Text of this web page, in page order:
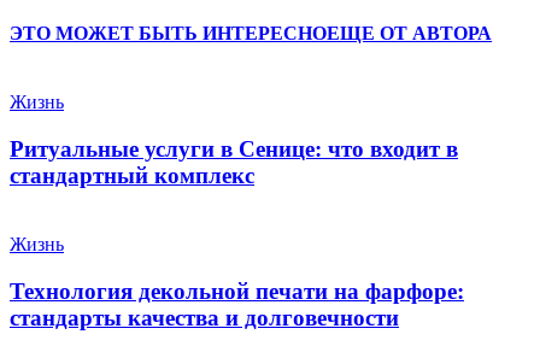
ЭТО МОЖЕТ БЫТЬ ИНТЕРЕСНОЕЩЕ ОТ АВТОРА
Жизнь
Ритуальные услуги в Сенице: что входит в
стандартный комплекс
Жизнь
Технология декольной печати на фарфоре:
стандарты качества и долговечности